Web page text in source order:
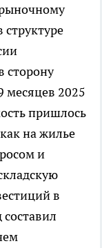
структуре
сторону
месяцев 2025
пришлось
на жилье
и
в